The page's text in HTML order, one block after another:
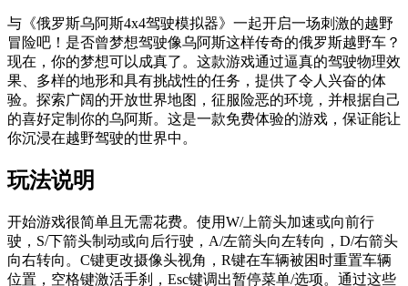
与《俄罗斯乌阿斯4x4驾驶模拟器》一起开启一场刺激的越野
冒险吧！是否曾梦想驾驶像乌阿斯这样传奇的俄罗斯越野车？
现在，你的梦想可以成真了。这款游戏通过逼真的驾驶物理效
果、多样的地形和具有挑战性的任务，提供了令人兴奋的体
验。探索广阔的开放世界地图，征服险恶的环境，并根据自己
的喜好定制你的乌阿斯。这是一款免费体验的游戏，保证能让
你沉浸在越野驾驶的世界中。
玩法说明
开始游戏很简单且无需花费。使用W/上箭头加速或向前行
驶，S/下箭头制动或向后行驶，A/左箭头向左转向，D/右箭头
向右转向。C键更改摄像头视角，R键在车辆被困时重置车辆
位置，空格键激活手刹，Esc键调出暂停菜单/选项。通过这些